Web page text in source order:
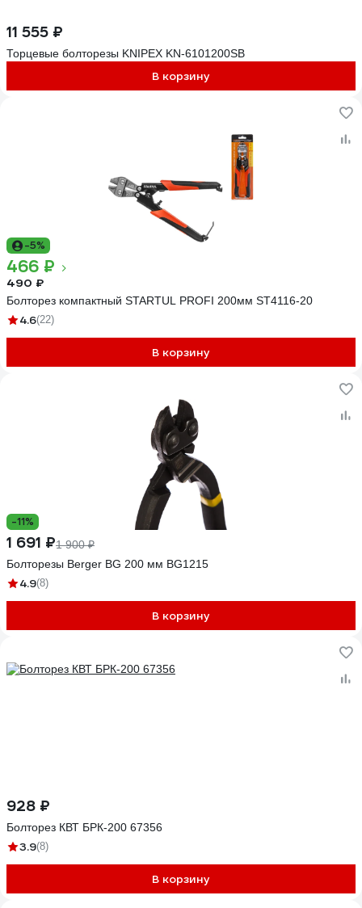
11 555 ₽
Торцевые болторезы KNIPEX KN-6101200SB
В корзину
-5%
466 ₽
490 ₽
Болторез компактный STARTUL PROFI 200мм ST4116-20
4.6(22)
В корзину
-11%
1 691 ₽1 900 ₽
Болторезы Berger BG 200 мм BG1215
4.9(8)
В корзину
928 ₽
Болторез КВТ БРК-200 67356
3.9(8)
В корзину